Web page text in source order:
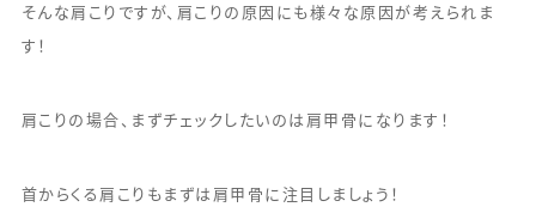
そんな肩こりですが、肩こりの原因にも様々な原因が考えられま
す！
肩こりの場合、まずチェックしたいのは肩甲骨になります！
首からくる肩こりもまずは肩甲骨に注目しましょう！